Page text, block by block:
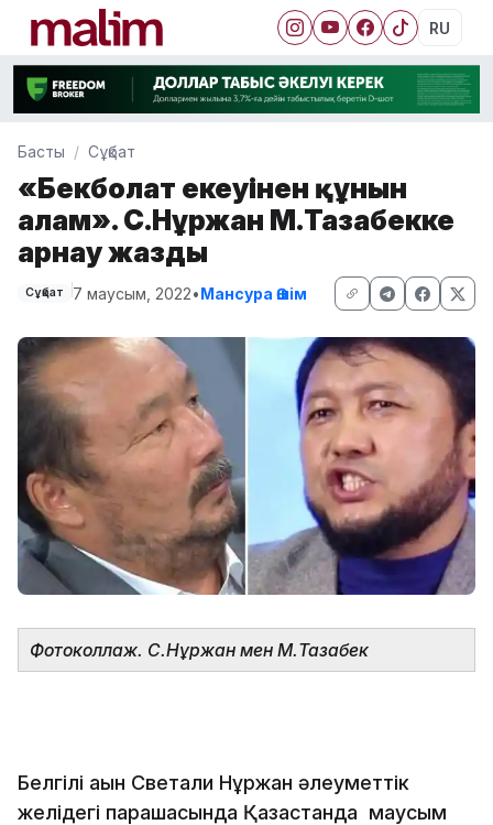
RU
Басты Сұқбат
«Бекболат екеуіңнен құнын
алам». С.Нұржан М.Тазабекке
арнау жазды
Сұқбат 7 маусым, 2022•Мансура Әшім
Фотоколлаж. С.Нұржан мен М.Тазабек
Белгілі ақын Светқали Нұржан әлеуметтік
желідегі парақшасында Қазақстанда маусым